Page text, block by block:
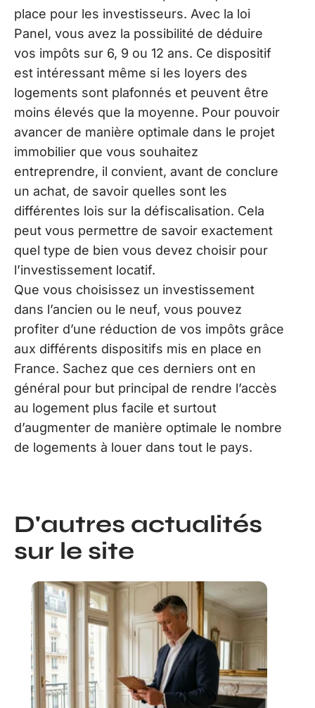
place pour les investisseurs. Avec la loi
Panel, vous avez la possibilité de déduire
vos impôts sur 6, 9 ou 12 ans. Ce dispositif
est intéressant même si les loyers des
logements sont plafonnés et peuvent être
moins élevés que la moyenne. Pour pouvoir
avancer de manière optimale dans le projet
immobilier que vous souhaitez
entreprendre, il convient, avant de conclure
un achat, de savoir quelles sont les
différentes lois sur la défiscalisation. Cela
peut vous permettre de savoir exactement
quel type de bien vous devez choisir pour
l’investissement locatif.
Que vous choisissez un investissement
dans l’ancien ou le neuf, vous pouvez
profiter d’une réduction de vos impôts grâce
aux différents dispositifs mis en place en
France. Sachez que ces derniers ont en
général pour but principal de rendre l’accès
au logement plus facile et surtout
d’augmenter de manière optimale le nombre
de logements à louer dans tout le pays.
D'autres actualités
sur le site